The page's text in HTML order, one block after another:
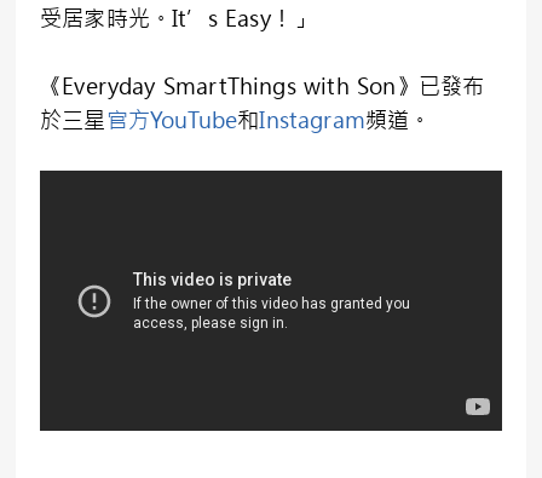
受居家時光。It’s Easy！」
《Everyday SmartThings with Son》已發布
於三星官方YouTube和Instagram頻道。